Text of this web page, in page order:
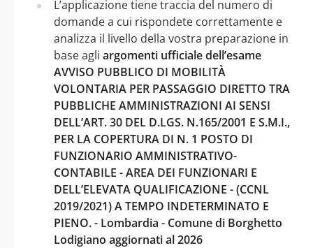
L’applicazione tiene traccia del numero di
domande a cui rispondete correttamente e
analizza il livello della vostra preparazione in
base agli argomenti ufficiale dell’esame
AVVISO PUBBLICO DI MOBILITÀ
VOLONTARIA PER PASSAGGIO DIRETTO TRA
PUBBLICHE AMMINISTRAZIONI AI SENSI
DELL’ART. 30 DEL D.LGS. N.165/2001 E S.M.I.,
PER LA COPERTURA DI N. 1 POSTO DI
FUNZIONARIO AMMINISTRATIVO-
CONTABILE - AREA DEI FUNZIONARI E
DELL’ELEVATA QUALIFICAZIONE - (CCNL
2019/2021) A TEMPO INDETERMINATO E
PIENO. - Lombardia - Comune di Borghetto
Lodigiano aggiornati al 2026